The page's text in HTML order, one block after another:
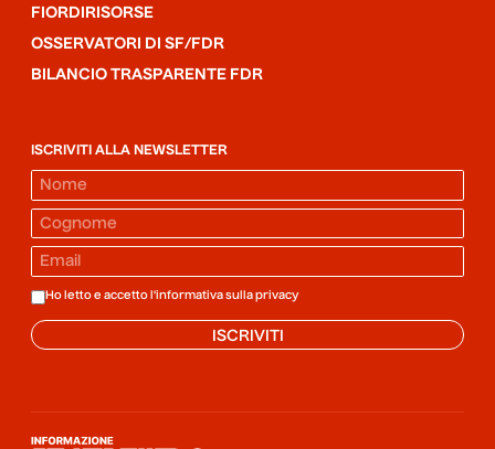
FIORDIRISORSE
OSSERVATORI DI SF/FDR
BILANCIO TRASPARENTE FDR
ISCRIVITI ALLA NEWSLETTER
Ho letto e accetto l'informativa sulla privacy
ISCRIVITI